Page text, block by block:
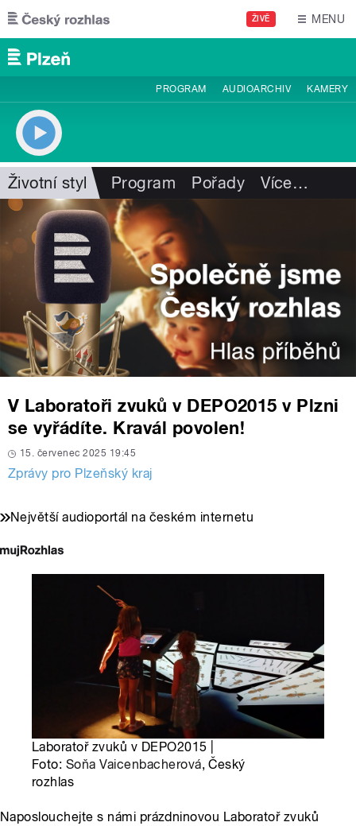
Přejít k hlavnímu obsahu
ŽIVĚ MENU
PROGRAM AUDIOARCHIV KAMERY
Životní styl Program Pořady Více…
V Laboratoři zvuků v DEPO2015 v Plzni
se vyřádíte. Kravál povolen!
15. červenec 2025 19:45
Zprávy pro Plzeňský kraj
Největší audioportál na českém internetu
Laboratoř zvuků v DEPO2015 |
Foto: Soňa Vaicenbacherová, Český
rozhlas
Naposlouchejte s námi prázdninovou Laboratoř zvuků